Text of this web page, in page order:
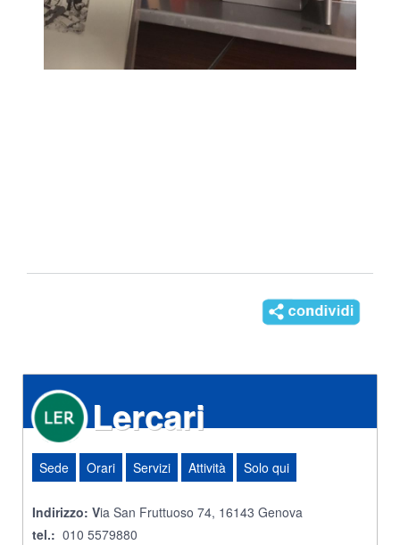
Lercari
Sede Orari Servizi Attività Solo qui
Indirizzo: Via San Fruttuoso 74, 16143 Genova
tel.: 010 5579880